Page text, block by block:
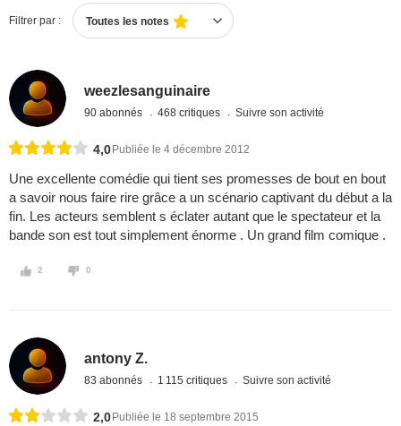
Filtrer par : Toutes les notes
weezlesanguinaire
90 abonnés 468 critiques Suivre son activité
4,0 Publiée le 4 décembre 2012
Une excellente comédie qui tient ses promesses de bout en bout
a savoir nous faire rire grâce a un scénario captivant du début a la
fin. Les acteurs semblent s éclater autant que le spectateur et la
bande son est tout simplement énorme . Un grand film comique .
2 0
antony Z.
83 abonnés 1 115 critiques Suivre son activité
2,0 Publiée le 18 septembre 2015